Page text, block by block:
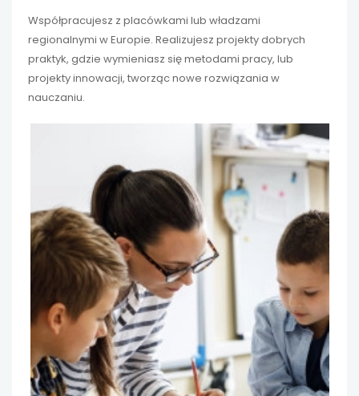
Współpracujesz z placówkami lub władzami
regionalnymi w Europie. Realizujesz projekty dobrych
praktyk, gdzie wymieniasz się metodami pracy, lub
projekty innowacji, tworząc nowe rozwiązania w
nauczaniu.